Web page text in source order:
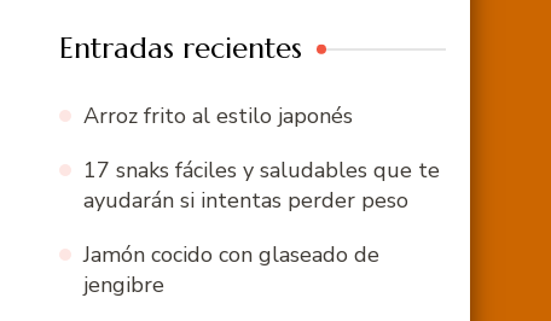
Entradas recientes
Arroz frito al estilo japonés
17 snaks fáciles y saludables que te
ayudarán si intentas perder peso
Jamón cocido con glaseado de
jengibre